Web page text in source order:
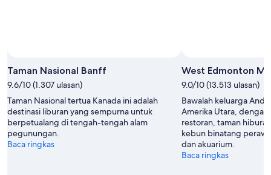
Terbuka
oleh
Banff
Lake
Louise
Tourism
Taman Nasional Banff
9.6/10 (1.307 ulasan)
Taman Nasional tertua Kanada ini adalah
destinasi liburan yang sempurna untuk
berpetualang di tengah-tengah alam
pegunungan.
Baca ringkas
West Edmonton
9.0/10 (13.513 ulasan)
Bawalah keluarga
Amerika Utara,
restoran, taman
kebun binatang
dan akuarium.
Baca ringkas